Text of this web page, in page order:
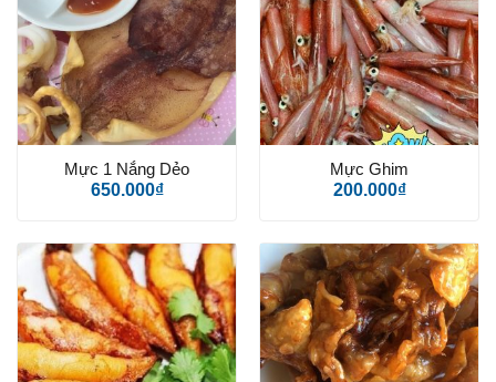
Mực 1 Nắng Dẻo
650.000₫
Mực Ghim
200.000₫